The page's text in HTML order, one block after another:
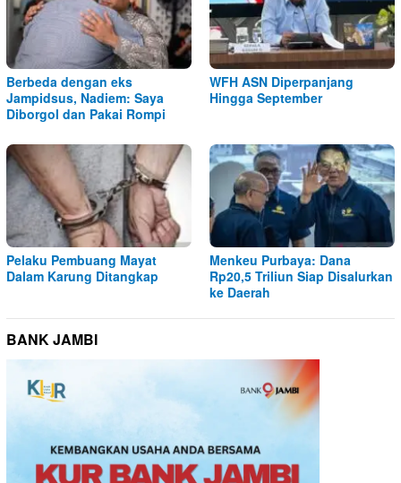
Berbeda dengan eks
Jampidsus, Nadiem: Saya
Diborgol dan Pakai Rompi
WFH ASN Diperpanjang
Hingga September
Pelaku Pembuang Mayat
Dalam Karung Ditangkap
Menkeu Purbaya: Dana
Rp20,5 Triliun Siap Disalurkan
ke Daerah
BANK JAMBI